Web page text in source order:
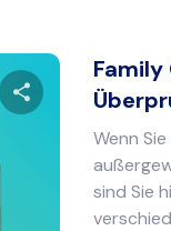
DiesenWenn
sind Sie